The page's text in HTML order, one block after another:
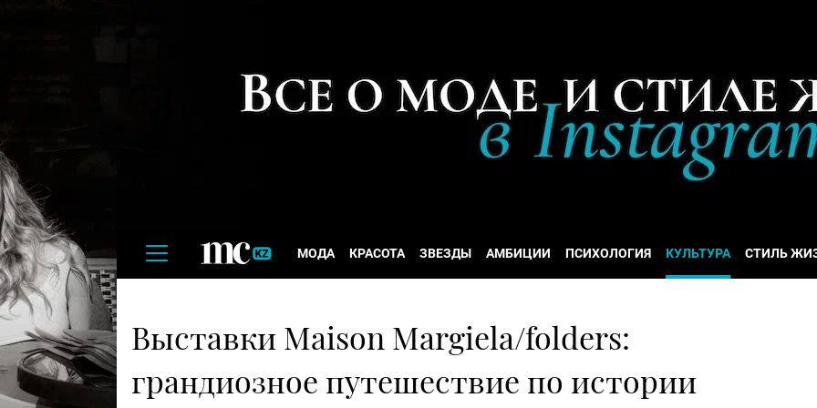
МОДА КРАСОТА ЗВЕЗДЫ АМБИЦИИ ПСИХОЛОГИЯ КУЛЬТУРА СТИЛЬ
Выставки Maison Margiela/folders:
грандиозное путешествие по истории